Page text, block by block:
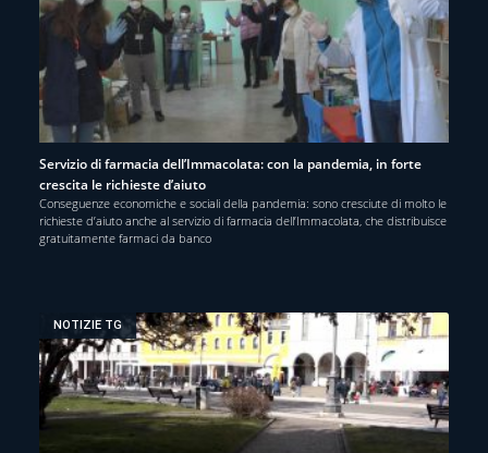
Servizio di farmacia dell’Immacolata: con la pandemia, in forte
crescita le richieste d’aiuto
Conseguenze economiche e sociali della pandemia: sono cresciute di molto le
richieste d’aiuto anche al servizio di farmacia dell’Immacolata, che distribuisce
gratuitamente farmaci da banco
NOTIZIE TG